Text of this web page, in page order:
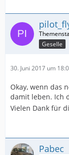
Geselle
30. Juni 2017 um
Okay, wenn das
damit leben. Ich
Vielen Dank für
Pabec